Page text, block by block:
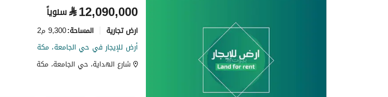
⃁12,090,000 سنوياً
ارض تجارية المساحة:9,300 م2
أرض للإيجار في حي الجامعة، مكة
شارع الهداية، حي الجامعة، مكة